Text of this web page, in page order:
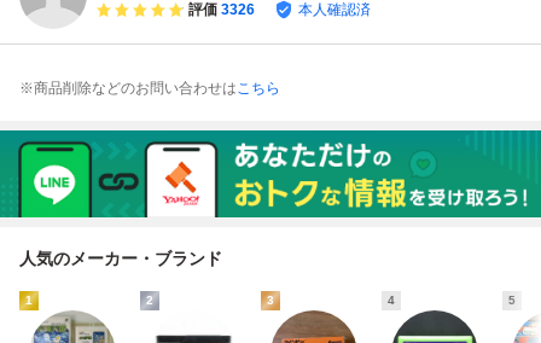
評価 3326 本人確認済
※商品削除などのお問い合わせはこちら
人気のメーカー・ブランド
1 2 3 4 5